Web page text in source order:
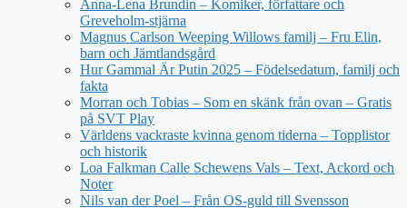
Anna-Lena Brundin – Komiker, författare och
Greveholm-stjärna
Magnus Carlson Weeping Willows familj – Fru Elin,
barn och Jämtlandsgård
Hur Gammal Är Putin 2025 – Födelsedatum, familj och
fakta
Morran och Tobias – Som en skänk från ovan – Gratis
på SVT Play
Världens vackraste kvinna genom tiderna – Topplistor
och historik
Loa Falkman Calle Schewens Vals – Text, Ackord och
Noter
Nils van der Poel – Från OS-guld till Svensson